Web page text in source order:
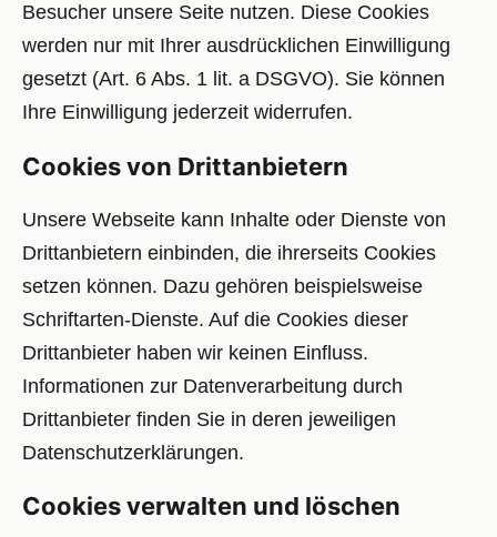
Besucher unsere Seite nutzen. Diese Cookies
werden nur mit Ihrer ausdrücklichen Einwilligung
gesetzt (Art. 6 Abs. 1 lit. a DSGVO). Sie können
Ihre Einwilligung jederzeit widerrufen.
Cookies von Drittanbietern
Unsere Webseite kann Inhalte oder Dienste von
Drittanbietern einbinden, die ihrerseits Cookies
setzen können. Dazu gehören beispielsweise
Schriftarten-Dienste. Auf die Cookies dieser
Drittanbieter haben wir keinen Einfluss.
Informationen zur Datenverarbeitung durch
Drittanbieter finden Sie in deren jeweiligen
Datenschutzerklärungen.
Cookies verwalten und löschen